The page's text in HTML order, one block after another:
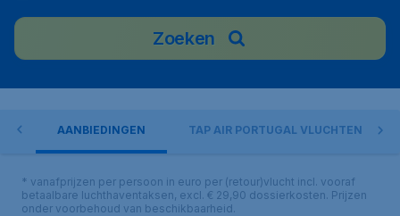
Zoeken
AANBIEDINGEN TAP AIR PORTUGAL VLUCHTEN
* vanafprijzen per persoon in euro per (retour)vlucht incl. vooraf
betaalbare luchthaventaksen, excl. € 29,90 dossierkosten. Prijzen
onder voorbehoud van beschikbaarheid.